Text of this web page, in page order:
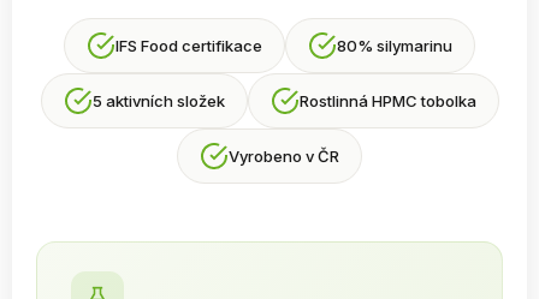
IFS Food certifikace 80% silymarinu
5 aktivních složek Rostlinná HPMC tobolka
Vyrobeno v ČR